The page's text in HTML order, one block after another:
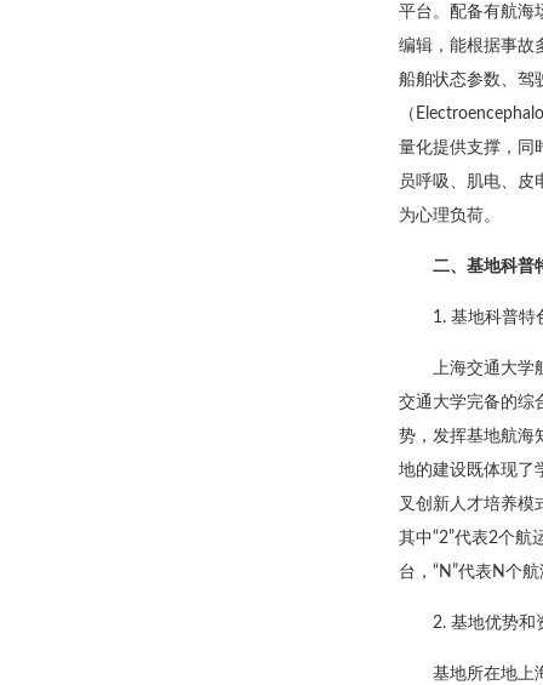
平台。配备有航海
编辑，能根据事故
船舶状态参数、驾
（
量化提供支撑，同
员呼吸、肌电、皮
为心理负荷。
二、基地科普
1. 基地科普特
上海交通大学
交通大学完备的综
势，发挥基地航海
地的建设既体现了
叉创新人才培养模
其中“2”代表2个航
台，“N”代表N个
2. 基地优势和
基地所在地上